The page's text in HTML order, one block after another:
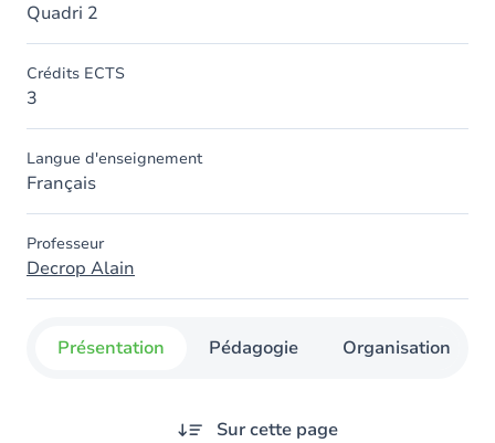
Quadri 2
Crédits ECTS
3
Langue d'enseignement
Français
Professeur
Decrop Alain
Présentation Pédagogie Organisation
Sur cette page